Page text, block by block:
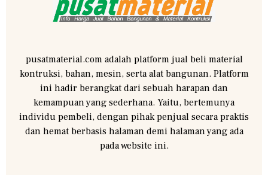
pusatmaterial.com adalah platform jual beli material
kontruksi, bahan, mesin, serta alat bangunan. Platform
ini hadir berangkat dari sebuah harapan dan
kemampuan yang sederhana. Yaitu, bertemunya
individu pembeli, dengan pihak penjual secara praktis
dan hemat berbasis halaman demi halaman yang ada
pada website ini.